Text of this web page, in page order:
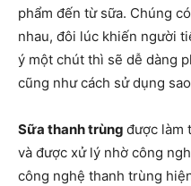
phẩm đến từ sữa. Chúng
nhau, đôi lúc khiến người
ý một chút thì sẽ dễ dàng
cũng như cách sử dụng
Sữa thanh trùng được làm
và được xử lý nhờ công
công nghệ thanh trùng